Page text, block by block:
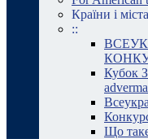
Країни і міста
::
Кубок
Що